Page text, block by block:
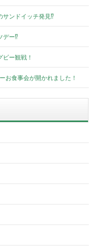
サンドイッチ発見⁉︎
デー⁉︎
ー観戦！
お食事会が開かれました！